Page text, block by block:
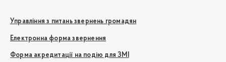
Управління з питань звернень громадян
Електронна форма звернення
Форма акредитації на подію для ЗМІ